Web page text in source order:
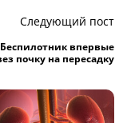
Следующий пост
Беспилотник впервые
почку на пересадку